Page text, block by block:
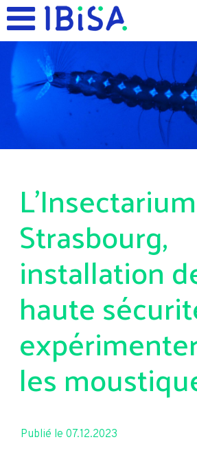
Strasbourg,
installation
haute
les
Publié le 07.12.2023